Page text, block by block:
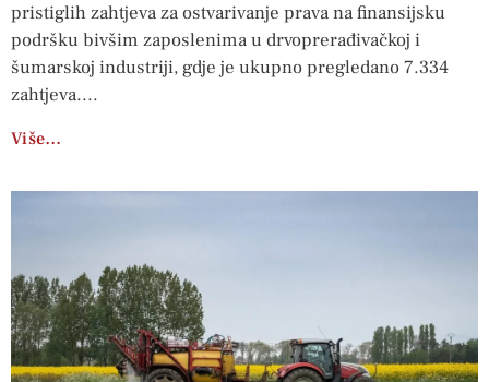
pristiglih zahtjeva za ostvarivanje prava na finansijsku
podršku bivšim zaposlenima u drvoprerađivačkoj i
šumarskoj industriji, gdje je ukupno pregledano 7.334
zahtjeva.
Više…